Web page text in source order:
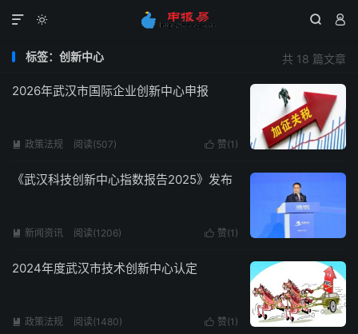
  

共 18 篇文章
标签：创新中心
2026年武汉市国际企业创新中心申报
 赞(1 )
 政策法规 阅读(507)
《武汉科技创新中心指数报告2025》发布
 赞(1 )
 新闻资讯 阅读(1206)
2024年度武汉市技术创新中心认定
 赞(1 )
 政策法规 阅读(1480)